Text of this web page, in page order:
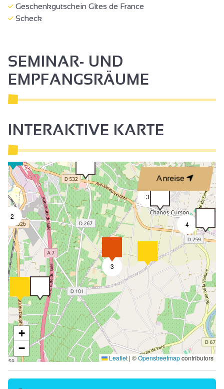
Geschenkgutschein Gîtes de France
Scheck
SEMINAR- UND
EMPFANGSRÄUME
INTERAKTIVE KARTE
Anreise
3
3
4
2
+
−
Leaflet |©Openstreetmapcontributors